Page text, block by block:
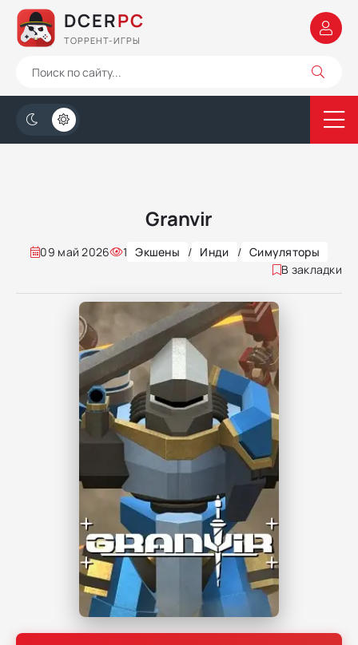
DCERPC
ТОРРЕНТ-ИГРЫ
Granvir
09 май 2026 1 Экшены / Инди / Симуляторы
В закладки